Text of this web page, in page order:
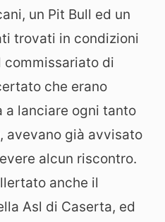
un Pit Bull ed un
trovati in condizioni
commissariato di
che erano
a lanciare ogni tanto
avevano già avvisato
alcun riscontro.
anche il
Asl di Caserta, ed